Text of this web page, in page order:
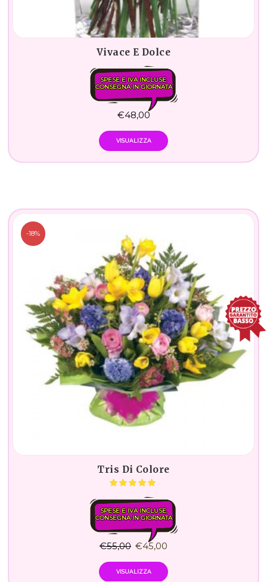
Vivace E Dolce
SPESE E IVA INCLUSE.
CONSEGNA IN GIORNATA
€48,00
VISUALIZZA
-18%
Tris Di Colore
SPESE E IVA INCLUSE.
CONSEGNA IN GIORNATA
€55,00 €45,00
VISUALIZZA